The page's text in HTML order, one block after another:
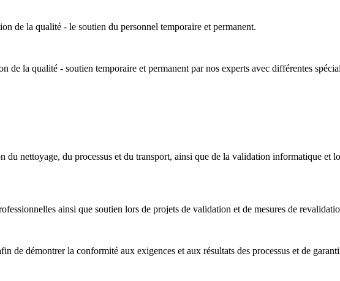
de la qualité - le soutien du personnel temporaire et permanent.
de la qualité - soutien temporaire et permanent par nos experts avec différentes
du nettoyage, du processus et du transport, ainsi que de la validation informatique et
ainsi que soutien lors de projets de validation et de mesures de
de démontrer la conformité aux exigences et aux résultats des processus et de